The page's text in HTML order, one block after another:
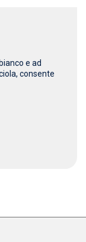
e ad
consente